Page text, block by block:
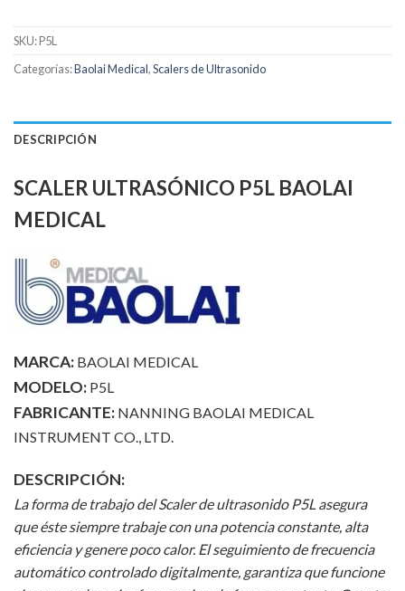
SKU:P5L
Categorías:Baolai Medical,Scalers de Ultrasonido
DESCRIPCIÓN
SCALER ULTRASÓNICO P5L BAOLAI
MEDICAL
MARCA: BAOLAI MEDICAL
MODELO: P5L
FABRICANTE: NANNING BAOLAI MEDICAL
INSTRUMENT CO., LTD.
DESCRIPCIÓN:
La forma de trabajo del Scaler de ultrasonido P5L asegura
que éste siempre trabaje con una potencia constante, alta
eficiencia y genere poco calor. El seguimiento de frecuencia
automático controlado digitalmente, garantiza que funcione